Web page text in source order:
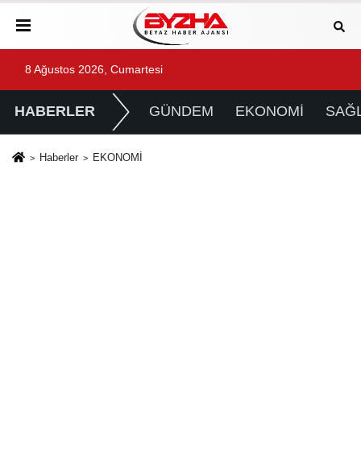
8 Ağustos 2026, Cumartesi
HABERLER GÜNDEM EKONOMİ
Haberler EKONOMİ